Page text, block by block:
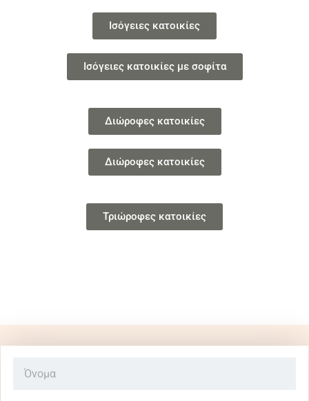
Ισόγειες κατοικίες
Ισόγειες κατοικίες με σοφίτα
Διώροφες κατοικίες
Διώροφες κατοικίες
Τριώροφες κατοικίες